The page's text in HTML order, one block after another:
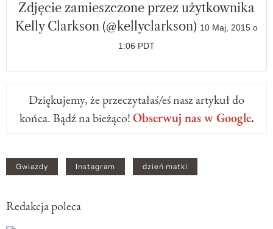
Zdjęcie zamieszczone przez użytkownika
Kelly Clarkson (@kellyclarkson) 10 Maj, 2015 o
1:06 PDT
Dziękujemy, że przeczytałaś/eś nasz artykuł do
końca. Bądź na bieżąco!Obserwuj nas w Google.
Gwiazdy Instagram dzień matki
Redakcja poleca